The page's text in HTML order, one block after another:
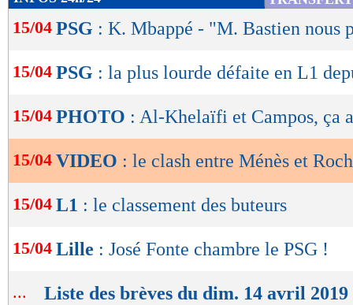
L'ambiance a dû être sympa dans les loges
éventuelle)
de
lecture
OK
15/04 PSG : K. Mbappé - "M. Bastien nous
15/04 PSG : la plus lourde défaite en L1
15/04 PHOTO : Al-Khelaïfi et Campos, ça
15/04 VIDEO : le clash entre Ménès et
15/04 L1 : le classement des buteurs
15/04 Lille : José Fonte chambre le PSG !
... Liste des brèves du dim. 14 avril 2019